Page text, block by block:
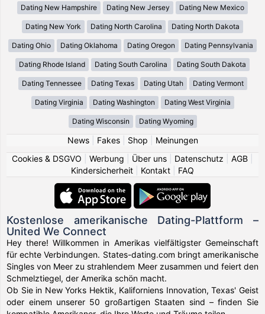
Dating New Hampshire Dating New Jersey Dating New Mexico
Dating New York Dating North Carolina Dating North Dakota
Dating Ohio Dating Oklahoma Dating Oregon Dating Pennsylvania
Dating Rhode Island Dating South Carolina Dating South Dakota
Dating Tennessee Dating Texas Dating Utah Dating Vermont
Dating Virginia Dating Washington Dating West Virginia
Dating Wisconsin Dating Wyoming
News| Fakes| Shop
Meinungen
Cookies & DSGVO
Werbung Über uns Datenschutz AGB
Kindersicherheit
Kontakt FAQ
Kostenlose amerikanische Dating-Plattform –
United We Connect
Hey there! Willkommen in Amerikas vielfältigster Gemeinschaft
für echte Verbindungen. States-dating.com bringt amerikanische
Singles von Meer zu strahlendem Meer zusammen und feiert den
Schmelztiegel, der Amerika schön macht.
Ob Sie in New Yorks Hektik, Kaliforniens Innovation, Texas' Geist
oder einem unserer 50 großartigen Staaten sind – finden Sie